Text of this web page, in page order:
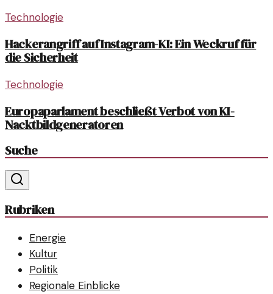
Technologie
Hackerangriff auf Instagram-KI: Ein Weckruf für
die Sicherheit
Technologie
Europaparlament beschließt Verbot von KI-
Nacktbildgeneratoren
Suche
Rubriken
Energie
Kultur
Politik
Regionale Einblicke